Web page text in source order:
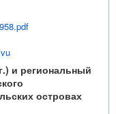
и региональный
островах